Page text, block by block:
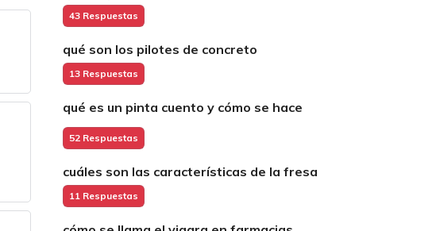
43 Respuestas
qué son los pilotes de concreto
13 Respuestas
qué es un pinta cuento y cómo se hace
52 Respuestas
cuáles son las características de la fresa
11 Respuestas